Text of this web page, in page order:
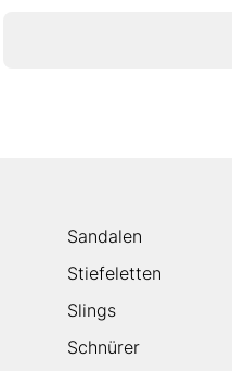
Sandalen
Stiefeletten
Slings
Schnürer